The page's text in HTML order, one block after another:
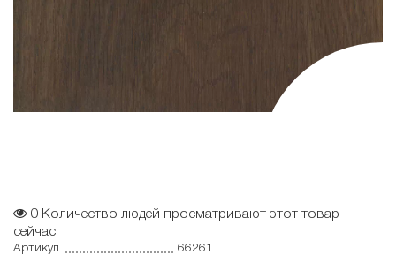
0 Количество людей просматривают этот товар
сейчас!
Артикул
66261